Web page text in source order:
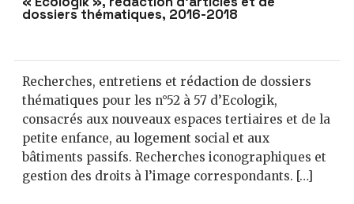
dossiers thématiques, 2016-2018
Recherches, entretiens et rédaction de dossiers
thématiques pour les n°52 à 57 d’Ecologik,
consacrés aux nouveaux espaces tertiaires et de la
petite enfance, au logement social et aux
bâtiments passifs. Recherches iconographiques et
gestion des droits à l’image correspondants. […]